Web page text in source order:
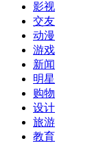
影视
交友
动漫
游戏
新闻
明星
购物
设计
旅游
教育